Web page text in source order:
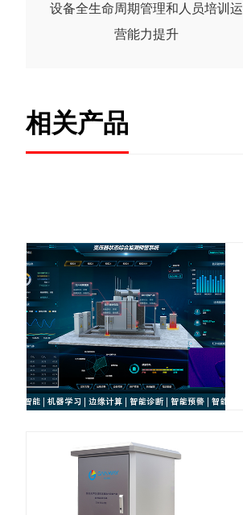
设备全生命周期管理和人员培训运
营能力提升
相关产品